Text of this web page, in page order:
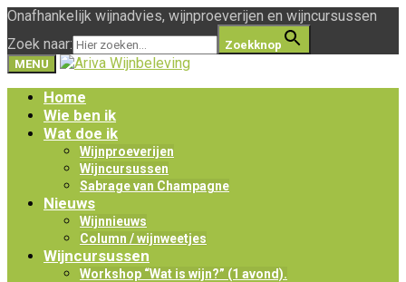
Onafhankelijk wijnadvies, wijnproeverijen en wijncursussen
Zoek naar:
Zoekknop
MENU
Home
Wie ben ik
Wat doe ik
Wijnproeverijen
Wijncursussen
Sabrage van Champagne
Nieuws
Wijnnieuws
Column / wijnweetjes
Wijncursussen
Workshop “Wat is wijn?” (1 avond).